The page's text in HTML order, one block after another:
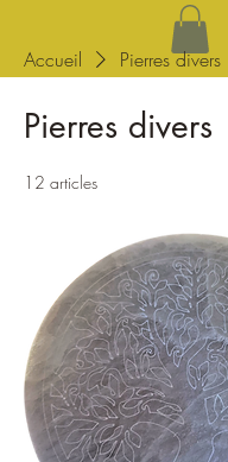
Accueil Pierres divers
Pierres divers
12 articles